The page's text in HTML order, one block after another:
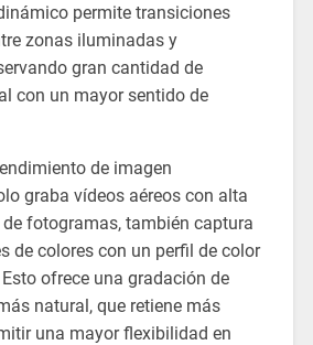
permite transiciones
zonas iluminadas y
gran cantidad de
con un mayor sentido de
de imagen
graba vídeos aéreos con alta
fotogramas, también captura
de colores con un perfil de color
ofrece una gradación de
natural, que retiene más
una mayor flexibilidad en